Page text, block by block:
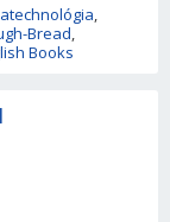
,
Bread,
Books